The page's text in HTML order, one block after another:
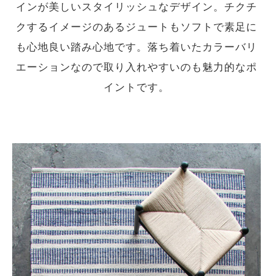
インが美しいスタイリッシュなデザイン。チクチ
クするイメージのあるジュートもソフトで素足に
も心地良い踏み心地です。落ち着いたカラーバリ
エーションなので取り入れやすいのも魅力的なポ
イントです。